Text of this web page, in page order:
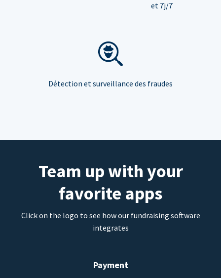
et 7j/7
Détection et surveillance des fraudes
Team up with your
favorite apps
Click on the logo to see how our fundraising software
integrates
Payment